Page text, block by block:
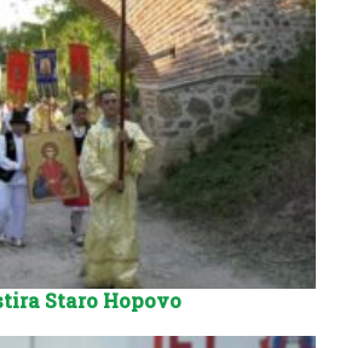
Staro Hopovo